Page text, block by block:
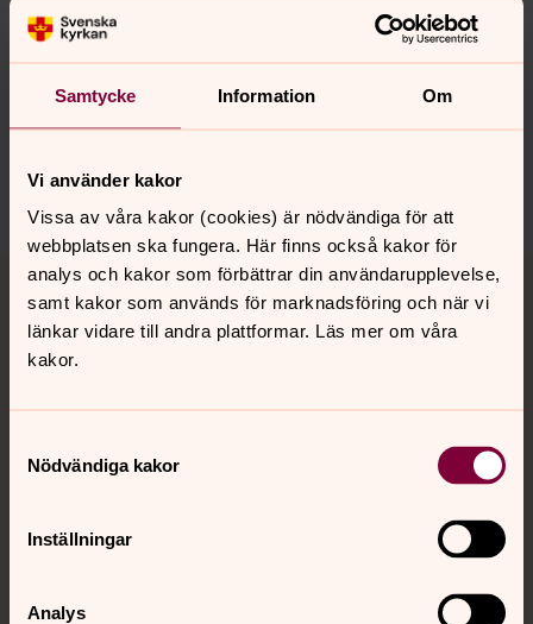
Samtycke Information Om
Vi använder kakor
Vissa av våra kakor (cookies) är nödvändiga för att
webbplatsen ska fungera. Här finns också kakor för
analys och kakor som förbättrar din användarupplevelse,
samt kakor som används för marknadsföring och när vi
länkar vidare till andra plattformar. Läs mer om våra
kakor.
Nödvändiga kakor
Inställningar
Analys
innehåll?
Dela
Tillbaka till toppen
Tillbaka till innehållet
Kalender